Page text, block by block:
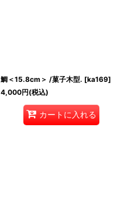
鯛＜15.8cm＞ /菓子木型. [ka169]
4,000円(税込)
カートに入れる